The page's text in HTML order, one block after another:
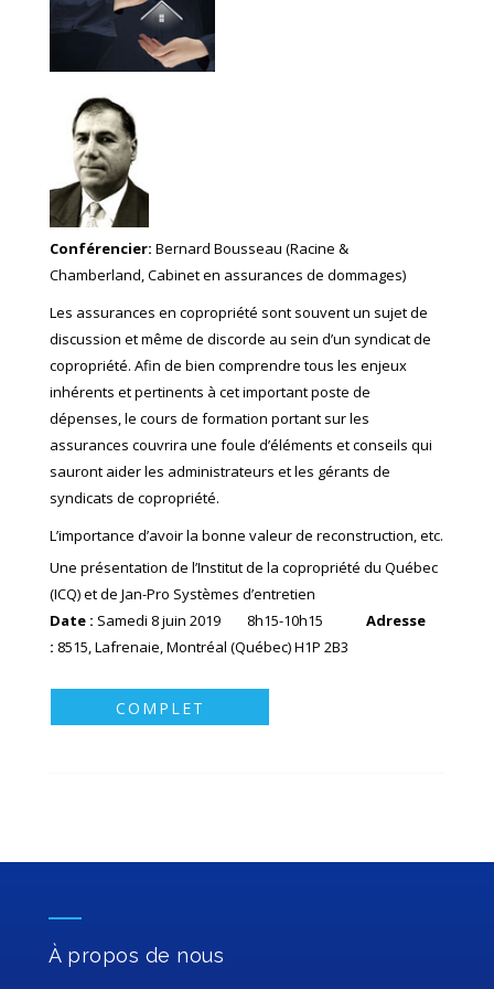
Conférencier: Bernard Bousseau (Racine &
Chamberland, Cabinet en assurances de dommages)
Les assurances en copropriété sont souvent un sujet de
discussion et même de discorde au sein d’un syndicat de
copropriété. Afin de bien comprendre tous les enjeux
inhérents et pertinents à cet important poste de
dépenses, le cours de formation portant sur les
assurances couvrira une foule d’éléments et conseils qui
sauront aider les administrateurs et les gérants de
syndicats de copropriété.
L’importance d’avoir la bonne valeur de reconstruction, etc.
Une présentation de l’Institut de la copropriété du Québec
(ICQ) et de Jan-Pro Systèmes d’entretien
Date : Samedi 8 juin 2019 8h15-10h15 Adresse
: 8515, Lafrenaie, Montréal (Québec) H1P 2B3
COMPLET
À propos de nous